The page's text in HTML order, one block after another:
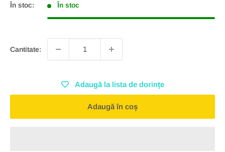
În stoc: În stoc
Cantitate:
Adaugă la lista de dorințe
Adaugă în coș